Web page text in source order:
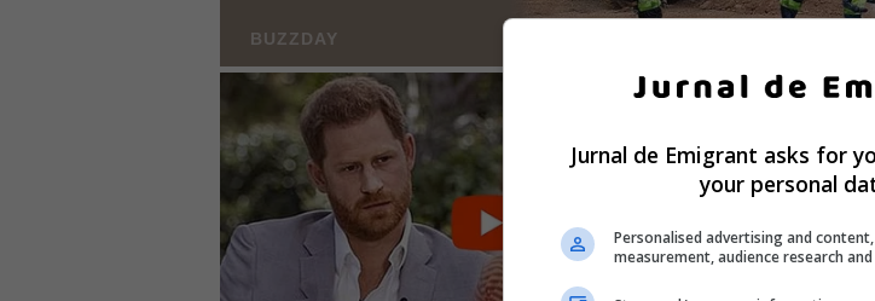
Jurnal de Emigrant asks for
your personal
Personalised advertising and
measurement, audience research